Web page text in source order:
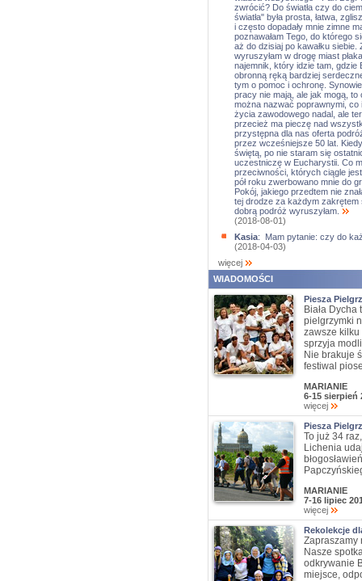
zwrócić? Do światła czy do
światła" była prosta, łatwa,
i często dopadały mnie zimne
poznawałam Tego, do którego
aż do dzisiaj po kawałku
wyruszyłam w drogę miast
najemnik, który idzie tam, gdzie
obronną ręką bardziej
tym o pomoc i ochronę.
pracy nie mają, ale jak mogą,
można nazwać poprawnymi, co
życia zawodowego nadal, ale
przecież ma pieczę nad
przystępna dla nas oferta
przez wcześniejsze 50 lat.
świętą, po nie staram się
uczestniczę w Eucharystii. Co
przeciwności, których ciągle
pół roku zwerbowano mnie do
Pokój, jakiego przedtem nie
tej drodze za każdym zakrętem
dobrą podróż wyruszyłam.
(2018-08-01)
Kasia: Mam pytanie: czy do
(2018-04-03)
więcej
WIADOMOŚCI
Piesza
Biała
pielgrzymki
zawsze kilku
sprzyja
Nie brakuje
festiwal
MARIANIE
6-15 sierpień
więcej
Piesza
To już 34
Lichenia
MARIANIE
7-16 lipiec
więcej
Rekolekcje
Zapraszamy
Nasze
odkrywanie
miejsce,